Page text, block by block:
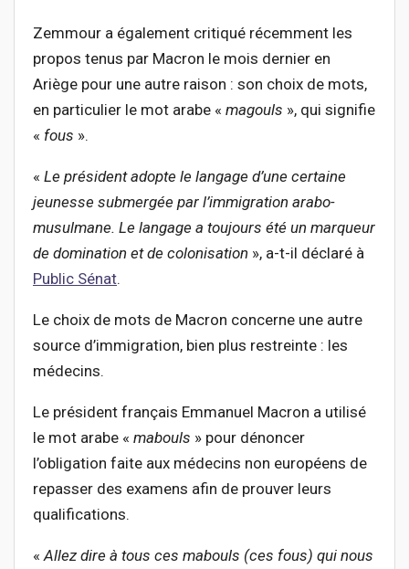
Zemmour a également critiqué récemment les
propos tenus par Macron le mois dernier en
Ariège pour une autre raison : son choix de mots,
en particulier le mot arabe « magouls », qui signifie
« fous ».
« Le président adopte le langage d’une certaine
jeunesse submergée par l’immigration arabo-
musulmane. Le langage a toujours été un marqueur
de domination et de colonisation », a-t-il déclaré à
Public Sénat.
Le choix de mots de Macron concerne une autre
source d’immigration, bien plus restreinte : les
médecins.
Le président français Emmanuel Macron a utilisé
le mot arabe « mabouls » pour dénoncer
l’obligation faite aux médecins non européens de
repasser des examens afin de prouver leurs
qualifications.
«Allez dire à tous ces mabouls (ces fous) qui nous